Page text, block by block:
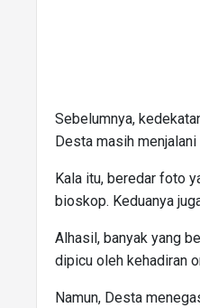
Sebelumnya,
Desta masih
Kala itu, beredar foto
bioskop. Keduanya
Alhasil, banyak yang
dipicu oleh kehadiran
Namun, Desta